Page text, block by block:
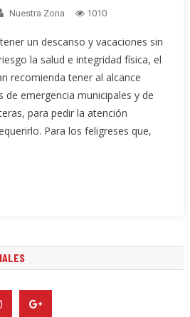
Nuestra Zona 1010
un descanso y vacaciones sin
la salud e integridad física, el
recomienda tener al alcance
de emergencia municipales y de
para pedir la atención
Para los feligreses que,